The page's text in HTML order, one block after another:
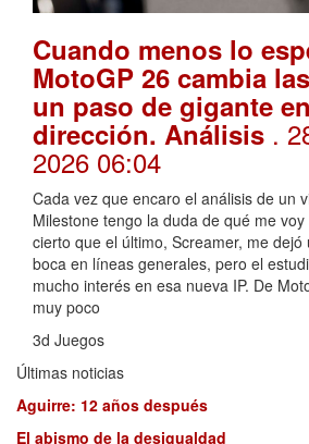
Cuando menos lo
MotoGP 26 cambia
un paso de gigante
dirección. Análisis .
2026 06:04
Cada vez que encaro el análisis de un
Milestone tengo la duda de qué me
cierto que el último, Screamer, me
boca en líneas generales, pero el
mucho interés en esa nueva IP. De
muy poco
3d Juegos
Últimas noticias
Aguirre: 12 años después
El abismo de la desigualdad